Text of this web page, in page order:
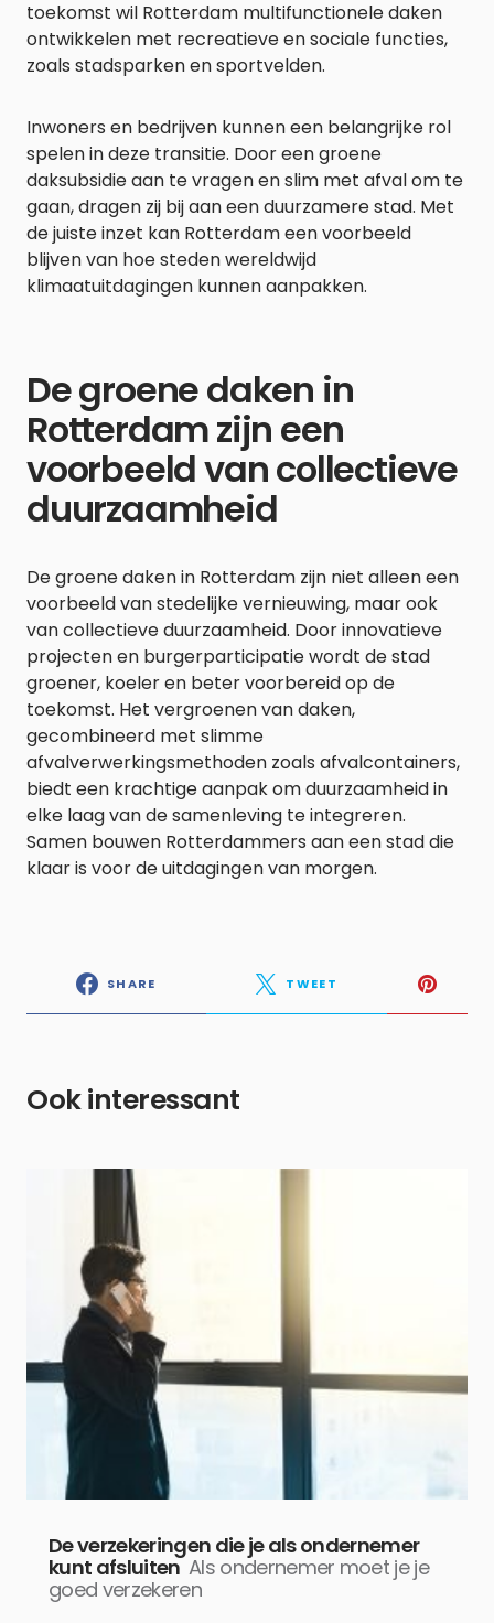
toekomst wil Rotterdam multifunctionele daken
ontwikkelen met recreatieve en sociale functies,
zoals stadsparken en sportvelden.
Inwoners en bedrijven kunnen een belangrijke rol
spelen in deze transitie. Door een groene
daksubsidie aan te vragen en slim met afval om te
gaan, dragen zij bij aan een duurzamere stad. Met
de juiste inzet kan Rotterdam een voorbeeld
blijven van hoe steden wereldwijd
klimaatuitdagingen kunnen aanpakken.
De groene daken in
Rotterdam zijn een
voorbeeld van collectieve
duurzaamheid
De groene daken in Rotterdam zijn niet alleen een
voorbeeld van stedelijke vernieuwing, maar ook
van collectieve duurzaamheid. Door innovatieve
projecten en burgerparticipatie wordt de stad
groener, koeler en beter voorbereid op de
toekomst. Het vergroenen van daken,
gecombineerd met slimme
afvalverwerkingsmethoden zoals afvalcontainers,
biedt een krachtige aanpak om duurzaamheid in
elke laag van de samenleving te integreren.
Samen bouwen Rotterdammers aan een stad die
klaar is voor de uitdagingen van morgen.
SHARE TWEET
Ook interessant
De verzekeringen die je als ondernemer
kunt afsluiten Als ondernemer moet je je
goed verzekeren